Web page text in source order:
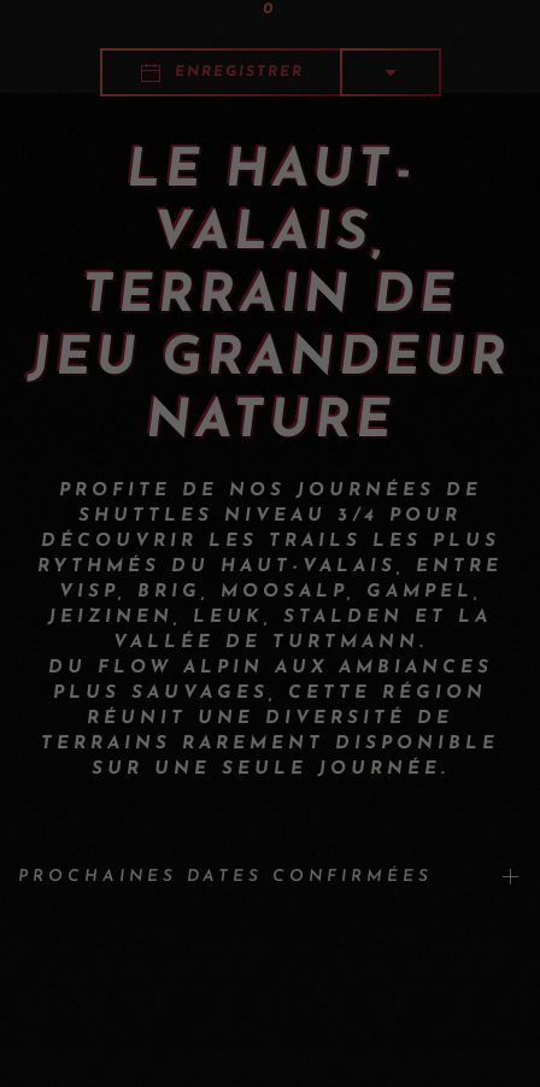
0
ENREGISTRER
LE HAUT-
VALAIS,
TERRAIN DE
JEU GRANDEUR
NATURE
PROFITE DE NOS JOURNÉES DE
SHUTTLES NIVEAU 3/4 POUR
DÉCOUVRIR LES TRAILS LES PLUS
RYTHMÉS DU HAUT-VALAIS, ENTRE
VISP, BRIG, MOOSALP, GAMPEL,
JEIZINEN, LEUK, STALDEN ET LA
VALLÉE DE TURTMANN.
DU FLOW ALPIN AUX AMBIANCES
PLUS SAUVAGES, CETTE RÉGION
RÉUNIT UNE DIVERSITÉ DE
TERRAINS RAREMENT DISPONIBLE
SUR UNE SEULE JOURNÉE.
PROCHAINES DATES CONFIRMÉES